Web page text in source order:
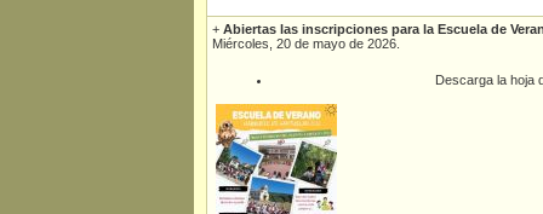
+ Abiertas las inscripciones para la Escuela de
Miércoles, 20 de mayo de 2026.
Descarga la hoja